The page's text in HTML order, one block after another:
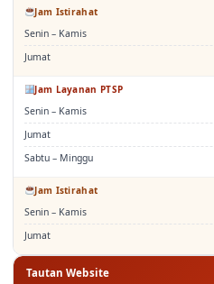
Jam Istirahat
Senin – Kamis
Jumat
Jam Layanan PTSP
Senin – Kamis
Jumat
Sabtu – Minggu
Jam Istirahat
Senin – Kamis
Jumat
Tautan Website